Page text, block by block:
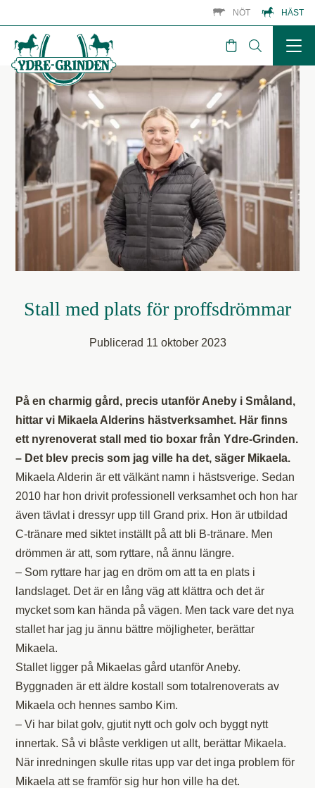
NÖT HÄST
Stall med plats för proffsdrömmar
Publicerad 11 oktober 2023
På en charmig gård, precis utanför Aneby i Småland,
hittar vi Mikaela Alderins hästverksamhet. Här finns
ett nyrenoverat stall med tio boxar från Ydre-Grinden.
– Det blev precis som jag ville ha det, säger Mikaela.
Mikaela Alderin är ett välkänt namn i hästsverige. Sedan
2010 har hon drivit professionell verksamhet och hon har
även tävlat i dressyr upp till Grand prix. Hon är utbildad
C-tränare med siktet inställt på att bli B-tränare. Men
drömmen är att, som ryttare, nå ännu längre.
– Som ryttare har jag en dröm om att ta en plats i
landslaget. Det är en lång väg att klättra och det är
mycket som kan hända på vägen. Men tack vare det nya
stallet har jag ju ännu bättre möjligheter, berättar
Mikaela.
Stallet ligger på Mikaelas gård utanför Aneby.
Byggnaden är ett äldre kostall som totalrenoverats av
Mikaela och hennes sambo Kim.
– Vi har bilat golv, gjutit nytt och golv och byggt nytt
innertak. Så vi blåste verkligen ut allt, berättar Mikaela.
När inredningen skulle ritas upp var det inga problem för
Mikaela att se framför sig hur hon ville ha det.